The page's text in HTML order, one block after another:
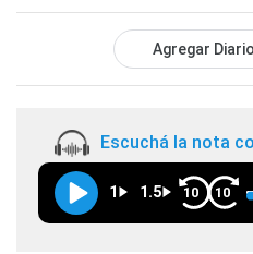
Agregar
Escuchá la nota
1 1.5 10 10